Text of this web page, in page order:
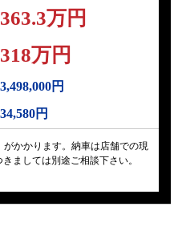
363.3万円
318万円
3,498,000円
34,580円
がかかります。納車は店舗での現
ましては別途ご相談下さい。